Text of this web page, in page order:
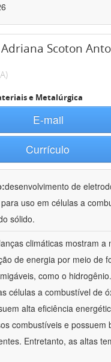
Adriana Scoton
e Metalúrgica
E-mail
Currículo
desenvolvimento de
uso em células a
sólido.
climáticas mostram a
de energia por meio de
como o
células a combustível de
alta eficiência
combustíveis e possuem
Entretanto, as altas